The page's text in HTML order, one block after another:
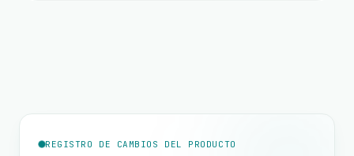
REGISTRO DE CAMBIOS DEL PRODUCTO